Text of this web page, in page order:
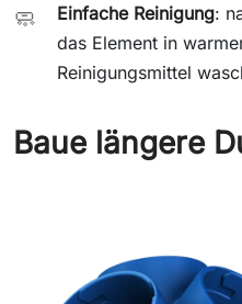
🧼 Einfache Reinigung:
das Element in
Reinigungsmittel
Baue längere